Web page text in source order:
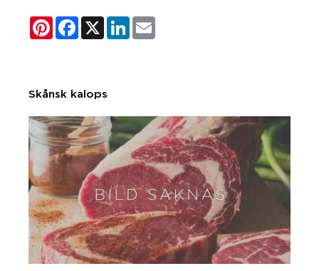
PinterestFacebook
X LinkedIn
Skånsk kalops